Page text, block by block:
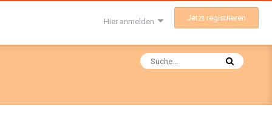
Hier anmelden Jetzt registrieren